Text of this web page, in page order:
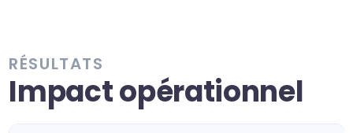
RÉSULTATS
Impact opérationnel